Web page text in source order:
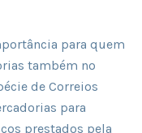
para quem
também no
de Correios
para
prestados pela